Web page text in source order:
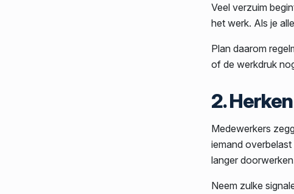
Veel verzuim
het werk. Als je
Plan daarom
of de werkdruk
2.
Medewerkers
iemand
langer
Neem zulke